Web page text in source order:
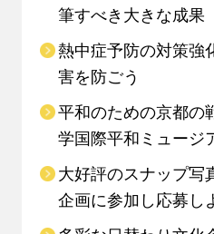
筆すべき大きな成果
熱中症予防の対策強
害を防ごう
平和のための京都の
学国際平和ミュージ
大好評のスナップ写
企画に参加し応募し